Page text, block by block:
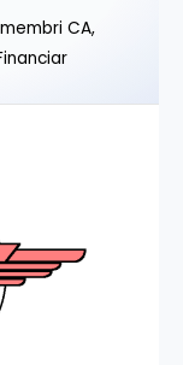
CA,